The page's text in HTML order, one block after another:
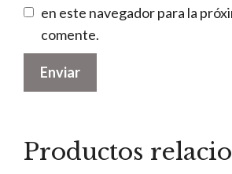
en este navegador para la
comente.
Productos